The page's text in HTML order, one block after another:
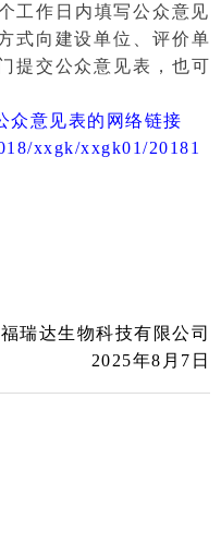
工作日内填写公众意见
式向建设单位、评价单
提交公众意见表，也可
众意见表的网络链接
xxgk/xxgk01/20181
瑞达生物科技有限公司
2025年8月7日